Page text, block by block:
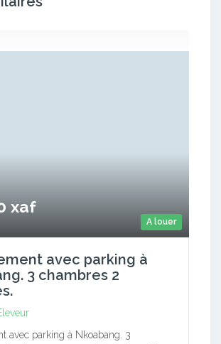
A louer
xaf
avec parking à
3 chambres 2
avec parking à Nkoabang. 3